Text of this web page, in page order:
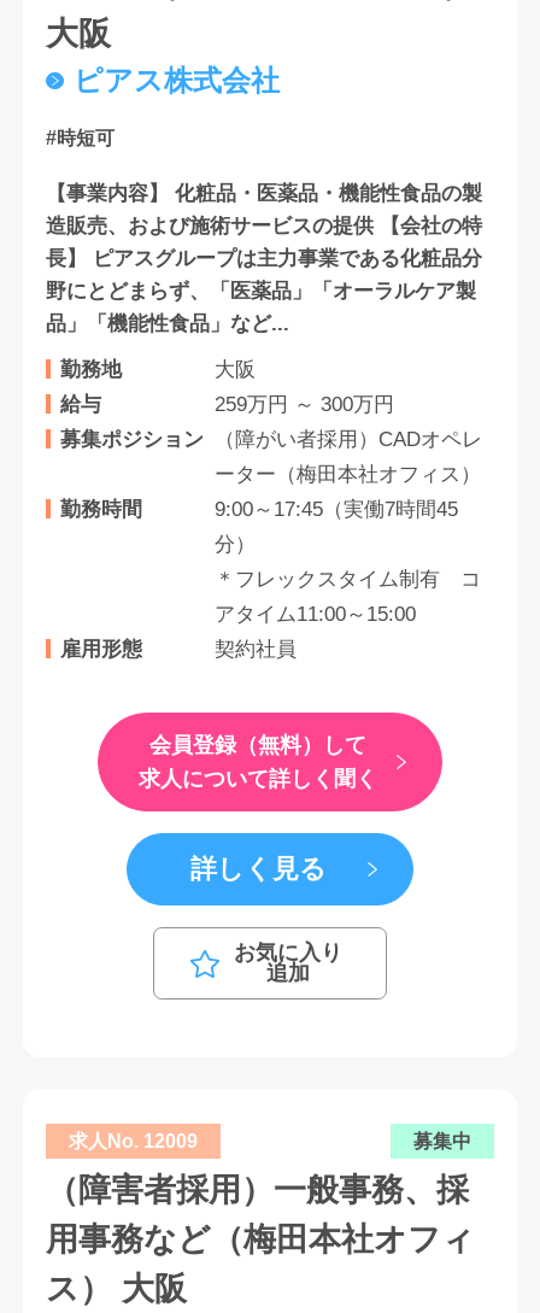
大阪
ピアス株式会社
#時短可
【事業内容】 化粧品・医薬品・機能性食品の製
造販売、および施術サービスの提供 【会社の特
長】 ピアスグループは主力事業である化粧品分
野にとどまらず、「医薬品」「オーラルケア製
品」「機能性食品」など...
勤務地
大阪
給与
259万円 ～ 300万円
募集ポジション
（障がい者採用）CADオペレ
ーター（梅田本社オフィス）
勤務時間
9:00～17:45（実働7時間45
分）
＊フレックスタイム制有 コ
アタイム11:00～15:00
雇用形態
契約社員
会員登録（無料）して
求人について詳しく聞く
詳しく見る
お気に入り
追加
求人No. 12009 募集中
（障害者採用）一般事務、採
用事務など（梅田本社オフィ
ス） 大阪